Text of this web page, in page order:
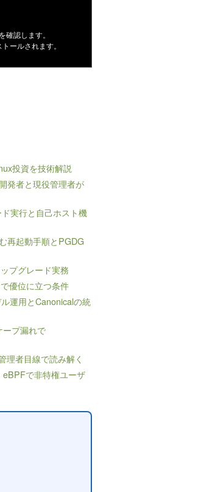
認します。
投資を技術解説
発者と現役管理者が
実行と自己ホスト機
再起動手順とPGDG
プグレード実務
優位に立つ条件
運用とCanonicalの統
プ漏れで
理者目線で読み解く
で非特権ユーザ